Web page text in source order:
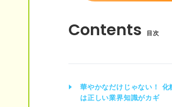
目次
華やかなだけじゃない！ 化
は正しい業界知識がカギ